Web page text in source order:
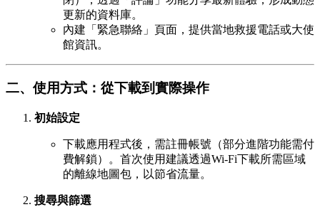
更新的資料庫。
內建「緊急聯絡」頁面，提供當地救援電話或大使
館資訊。
二、使用方式：從下載到實際操作
初始設定
下載應用程式後，需註冊帳號（部分進階功能需付
費解鎖）。首次使用建議透過Wi-Fi下載所需區域
的離線地圖包，以節省流量。
搜尋與篩選